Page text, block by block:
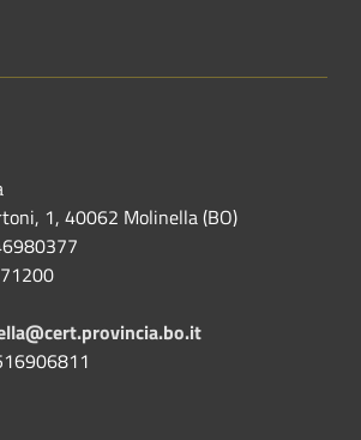
1, 40062 Molinella (BO)